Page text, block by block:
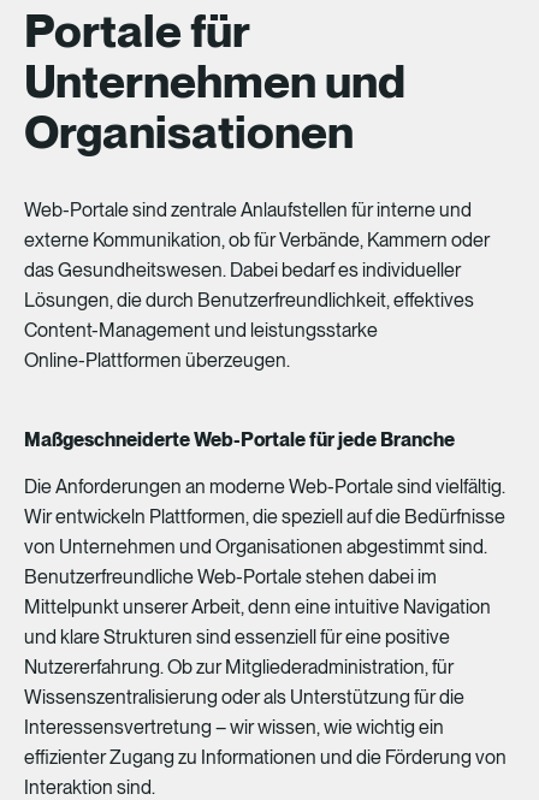
Portale für
Unternehmen und
Organisationen
Web-Portalesind zentraleAnlaufstellen fürinterneund
externe Kommunikation, obfürVerbände, Kammern oder
dasGesundheitswesen. Dabei bedarfesindividueller
Lösungen, diedurch Benutzerfreundlichkeit, effektives
Content-Managementund leistungsstarke
Online-Plattformen überzeugen.
Maßgeschneiderte Web-Portale für jede Branche
DieAnforderungen an moderneWeb-Portalesind vielfältig.
Wirentwickeln Plattformen, diespeziellaufdie Bedürfnisse
von Unternehmen und Organisationen abgestimmtsind.
BenutzerfreundlicheWeb-Portalestehen dabeiim
MittelpunktunsererArbeit, denn eineintuitive Navigation
und klareStrukturen sind essenziellfüreine positive
Nutzererfahrung. Obzur Mitgliederadministration, für
Wissenszentralisierung oderals Unterstützung fürdie
Interessensvertretung –wirwissen, wiewichtig ein
effizienterZugang zu Informationen und die Förderung von
Interaktion sind.